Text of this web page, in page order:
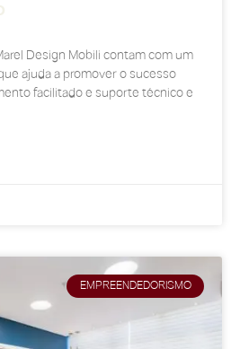
Design Mobili contam com um
ajuda a promover o sucesso
facilitado e suporte técnico e
EMPREENDEDORISMO